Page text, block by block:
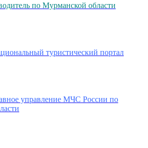
по Мурманской области
туристический портал
управление МЧС России по